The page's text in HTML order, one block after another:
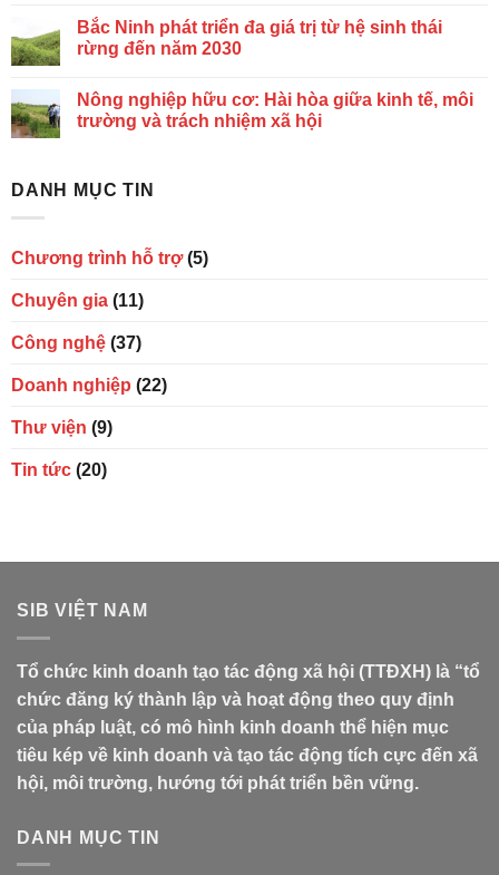
Bắc Ninh phát triển đa giá trị từ hệ sinh thái
rừng đến năm 2030
Nông nghiệp hữu cơ: Hài hòa giữa kinh tế, môi
trường và trách nhiệm xã hội
DANH MỤC TIN
Chương trình hỗ trợ(5)
Chuyên gia (11)
Công nghệ (37)
Doanh nghiệp (22)
Thư viện (9)
Tin tức (20)
SIB VIỆT NAM
Tổ chức kinh doanh tạo tác động xã hội (TTĐXH) là “tổ
chức đăng ký thành lập và hoạt động theo quy định
của pháp luật, có mô hình kinh doanh thể hiện mục
tiêu kép về kinh doanh và tạo tác động tích cực đến xã
hội, môi trường, hướng tới phát triển bền vững.
DANH MỤC TIN